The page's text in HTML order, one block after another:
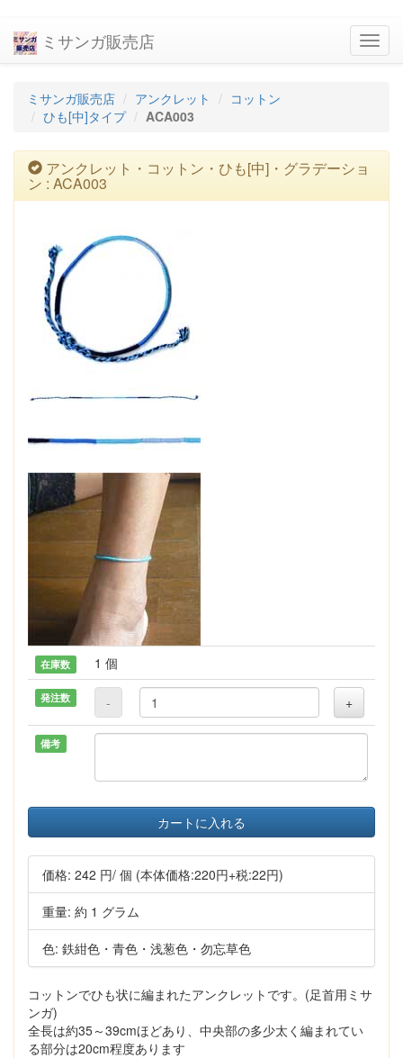
ミサンガ販売店
ミサンガ販売店 アンクレット
コットン
ひも[中]タイプ
ACA003
アンクレット・コットン・ひも[中]・グラデーショ
ン : ACA003
在庫数 1 個
発注数 - +
備考
カートに入れる
価格: 242 円/ 個 (本体価格:220円+税:22円)
重量: 約 1 グラム
色: 鉄紺色・青色・浅葱色・勿忘草色
コットンでひも状に編まれたアンクレットです。(足首用ミサ
ンガ)
全長は約35～39cmほどあり、中央部の多少太く編まれてい
る部分は20cm程度あります